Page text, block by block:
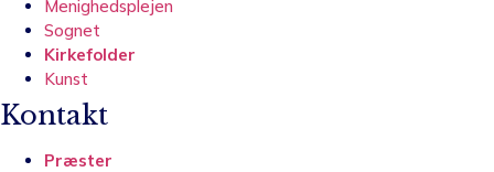
Menighedsplejen
Sognet
Kirkefolder
Kunst
Kontakt
Præster